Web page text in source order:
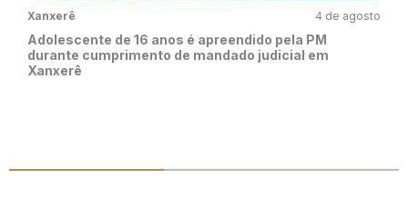
Xanxerê 4 de agosto
Adolescente de 16 anos é apreendido pela PM
durante cumprimento de mandado judicial em
Xanxerê